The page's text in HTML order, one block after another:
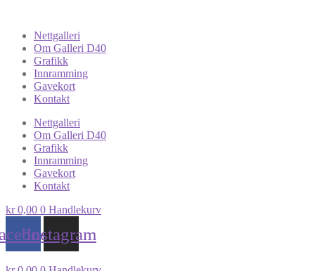
Nettgalleri
Om Galleri D40
Grafikk
Innramming
Gavekort
Kontakt
Nettgalleri
Om Galleri D40
Grafikk
Innramming
Gavekort
Kontakt
kr0,00 0 Handlekurv
Instagram